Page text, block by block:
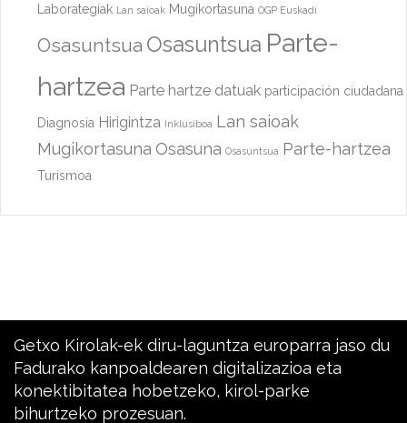
Laborategiak Lan saioak Mugikortasuna OGP Euskadi
Osasuntsua Osasuntsua Parte-
hartzea Parte hartze datuak participación ciudadana
Diagnosia Hirigintza Inklusiboa Lan saioak
Mugikortasuna Osasuna Osasuntsua Parte-hartzea
Turismoa
Getxo Kirolak-ek diru-laguntza europarra jaso du
Fadurako kanpoaldearen digitalizazioa eta
konektibitatea hobetzeko, kirol-parke
bihurtzeko prozesuan.